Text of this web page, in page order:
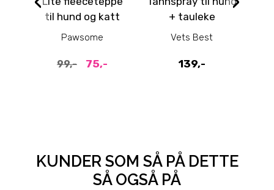
til hund og katt
med potetrykk
Pawsome
99,- 75,-
+ tauleke
Vets Best
139,-
KUNDER SOM SÅ PÅ DETTE
SÅ OGSÅ PÅ